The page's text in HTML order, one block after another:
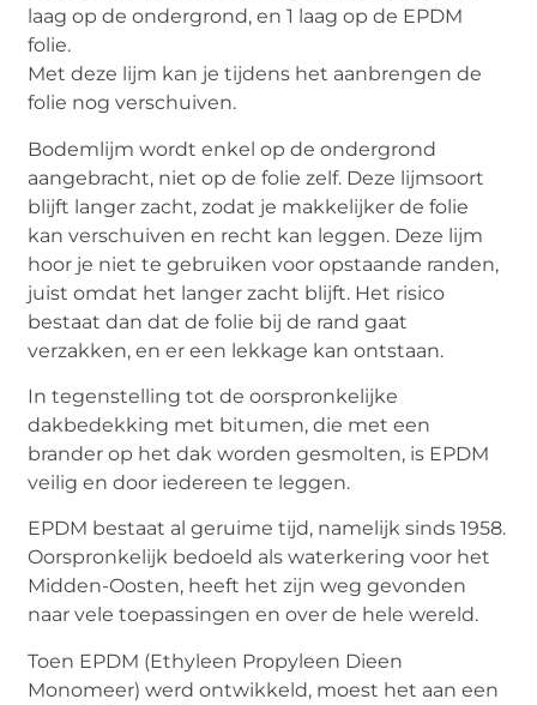
laag op de ondergrond, en 1 laag op de EPDM
folie.
Met deze lijm kan je tijdens het aanbrengen de
folie nog verschuiven.
Bodemlijm wordt enkel op de ondergrond
aangebracht, niet op de folie zelf. Deze lijmsoort
blijft langer zacht, zodat je makkelijker de folie
kan verschuiven en recht kan leggen. Deze lijm
hoor je niet te gebruiken voor opstaande randen,
juist omdat het langer zacht blijft. Het risico
bestaat dan dat de folie bij de rand gaat
verzakken, en er een lekkage kan ontstaan.
In tegenstelling tot de oorspronkelijke
dakbedekking met bitumen, die met een
brander op het dak worden gesmolten, is EPDM
veilig en door iedereen te leggen.
EPDM bestaat al geruime tijd, namelijk sinds 1958.
Oorspronkelijk bedoeld als waterkering voor het
Midden-Oosten, heeft het zijn weg gevonden
naar vele toepassingen en over de hele wereld.
Toen EPDM (Ethyleen Propyleen Dieen
Monomeer) werd ontwikkeld, moest het aan een